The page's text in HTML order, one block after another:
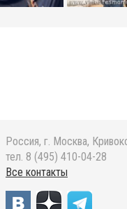
Россия, г. Москва,
тел. 8 (495) 410-04-28
Все контакты